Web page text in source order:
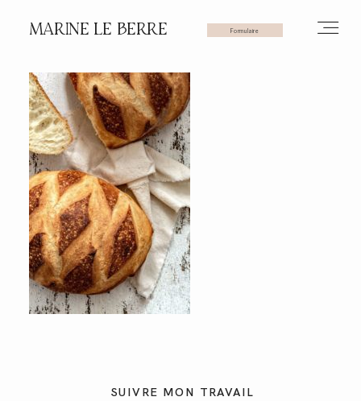
MARINE LE BERRE Formulaire
SUIVRE MON TRAVAIL
HOME
PHOTOS
VIDÉOS
SERVICES